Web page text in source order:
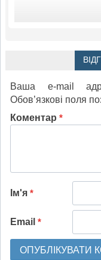
Ваша e-mail
Обов’язкові поля
Коментар *
Ім'я *
Email *